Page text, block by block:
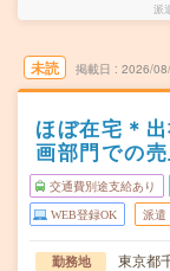
派
未読 掲載日 2026/
ほぼ在宅＊
画部門での
交通費別途支給あり
WEB登録OK 派遣
勤務地
東京都